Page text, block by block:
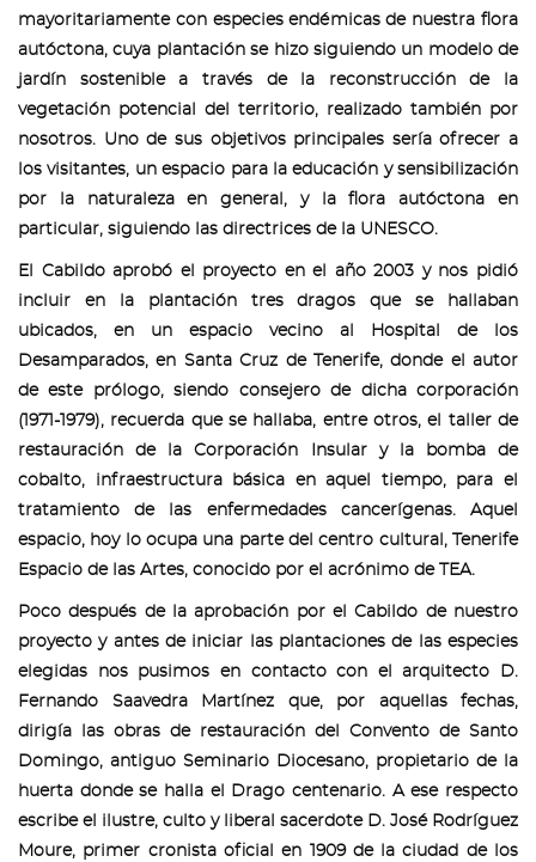
mayoritariamente con especies endémicas de nuestra flora
autóctona, cuya plantación se hizo siguiendo un modelo de
jardín sostenible a través de la reconstrucción de la
vegetación potencial del territorio, realizado también por
nosotros. Uno de sus objetivos principales sería ofrecer a
los visitantes, un espacio para la educación y sensibilización
por la naturaleza en general, y la flora autóctona en
particular, siguiendo las directrices de la UNESCO.
El Cabildo aprobó el proyecto en el año 2003 y nos pidió
incluir en la plantación tres dragos que se hallaban
ubicados, en un espacio vecino al Hospital de los
Desamparados, en Santa Cruz de Tenerife, donde el autor
de este prólogo, siendo consejero de dicha corporación
(1971-1979), recuerda que se hallaba, entre otros, el taller de
restauración de la Corporación Insular y la bomba de
cobalto, infraestructura básica en aquel tiempo, para el
tratamiento de las enfermedades cancerígenas. Aquel
espacio, hoy lo ocupa una parte del centro cultural, Tenerife
Espacio de las Artes, conocido por el acrónimo de TEA.
Poco después de la aprobación por el Cabildo de nuestro
proyecto y antes de iniciar las plantaciones de las especies
elegidas nos pusimos en contacto con el arquitecto D.
Fernando Saavedra Martínez que, por aquellas fechas,
dirigía las obras de restauración del Convento de Santo
Domingo, antiguo Seminario Diocesano, propietario de la
huerta donde se halla el Drago centenario. A ese respecto
escribe el ilustre, culto y liberal sacerdote D. José Rodríguez
Moure, primer cronista oficial en 1909 de la ciudad de los